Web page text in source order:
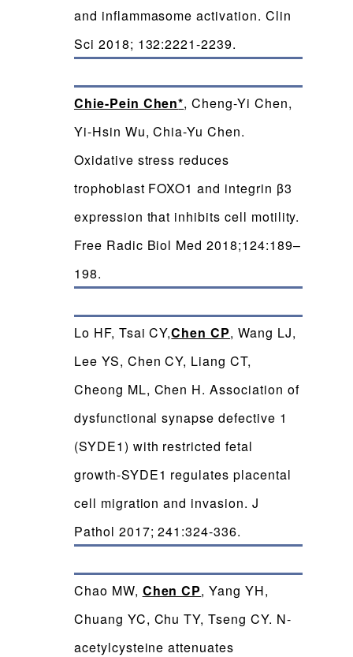
and inflammasome activation. Clin
Sci 2018; 132:2221-2239.
Chie-Pein Chen*, Cheng-Yi Chen,
Yi-Hsin Wu, Chia-Yu Chen.
Oxidative stress reduces
trophoblast FOXO1 and integrin β3
expression that inhibits cell motility.
Free Radic Biol Med 2018;124:189–
198.
Lo HF, Tsai CY,Chen CP, Wang LJ,
Lee YS, Chen CY, Liang CT,
Cheong ML, Chen H. Association of
dysfunctional synapse defective 1
(SYDE1) with restricted fetal
growth-SYDE1 regulates placental
cell migration and invasion. J
Pathol 2017; 241:324-336.
Chao MW, Chen CP, Yang YH,
Chuang YC, Chu TY, Tseng CY. N-
acetylcysteine attenuates